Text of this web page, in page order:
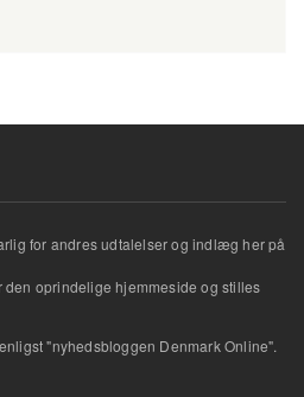
for andres udtalelser og indlæg her på
oprindelige hjemmeside og stilles
"nyhedsbloggen Denmark Online".